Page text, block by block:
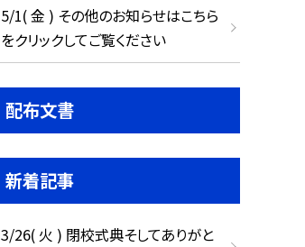
5/1( 金 ) その他のお知らせはこちら
をクリックしてご覧ください
配布文書
新着記事
3/26( 火 ) 閉校式典そしてありがと